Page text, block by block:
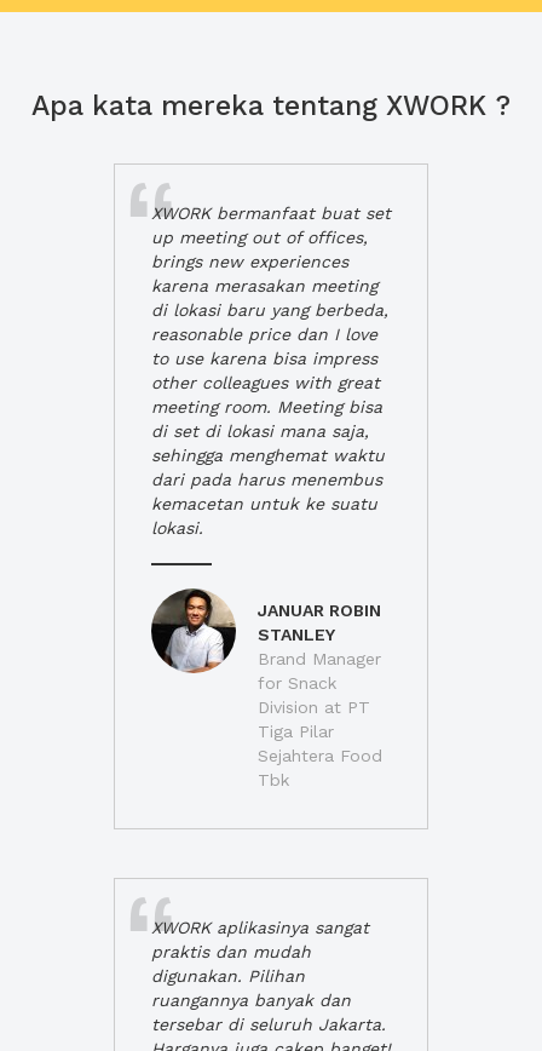
Apa kata mereka tentang XWORK ?
XWORK bermanfaat buat set
up meeting out of offices,
brings new experiences
karena merasakan meeting
di lokasi baru yang berbeda,
reasonable price dan I love
to use karena bisa impress
other colleagues with great
meeting room. Meeting bisa
di set di lokasi mana saja,
sehingga menghemat waktu
dari pada harus menembus
kemacetan untuk ke suatu
lokasi.
JANUAR ROBIN
STANLEY
Brand Manager
for Snack
Division at PT
Tiga Pilar
Sejahtera Food
Tbk
XWORK aplikasinya sangat
praktis dan mudah
digunakan. Pilihan
ruangannya banyak dan
tersebar di seluruh Jakarta.